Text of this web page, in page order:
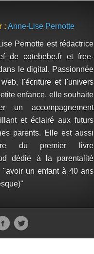
: Anne-Lise Pernotte
Pernotte est rédactrice
de cotebebe.fr et free-
le digital. Passionnée
l'écriture et l'univers
enfance, elle souhaite
un accompagnement
et éclairé aux futurs
parents. Elle est aussi
du premier livre
dédié à la parentalité
"avoir un enfant à 40 ans